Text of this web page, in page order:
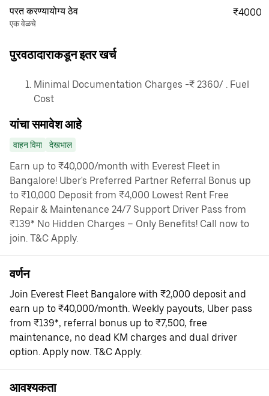
परत करण्यायोग्य ठेव
एक वेळचे
₹4000
पुरवठादाराकडून इतर खर्च
Minimal Documentation Charges -₹ 2360/ . Fuel
Cost
यांचा समावेश आहे
वाहन विमा देखभाल
Earn up to ₹40,000/month with Everest Fleet in
Bangalore! Uber's Preferred Partner Referral Bonus up
to ₹10,000 Deposit from ₹4,000 Lowest Rent Free
Repair & Maintenance 24/7 Support Driver Pass from
₹139* No Hidden Charges – Only Benefits! Call now to
join. T&C Apply.
वर्णन
Join Everest Fleet Bangalore with ₹2,000 deposit and
earn up to ₹40,000/month. Weekly payouts, Uber pass
from ₹139*, referral bonus up to ₹7,500, free
maintenance, no dead KM charges and dual driver
option. Apply now. T&C Apply.
आवश्यकता